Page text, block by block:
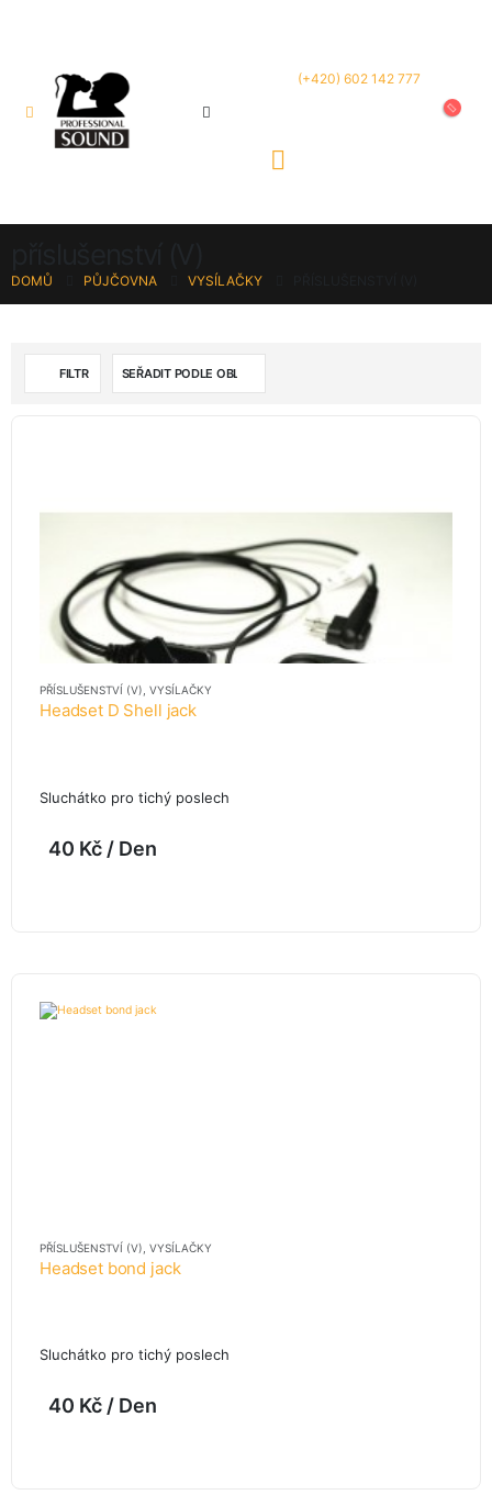
(+420) 602 142 777
DOMŮ PŮJČOVNA VYSÍLAČKY
FILTR
PŘÍSLUŠENSTVÍ (V) VYSÍLAČKY
Headset D Shell jack
Sluchátko pro tichý poslech
40 Kč / Den
PŘÍSLUŠENSTVÍ (V) VYSÍLAČKY
Headset bond jack
Sluchátko pro tichý poslech
40 Kč / Den